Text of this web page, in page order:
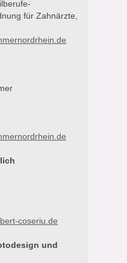
für Zahnärzte,
coseriu.de
und